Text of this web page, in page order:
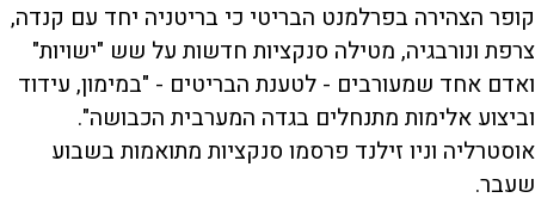
קופר הצהירה בפרלמנט הבריטי כי בריטניה יחד עם קנדה,
צרפת ונורבגיה, מטילה סנקציות חדשות על שש "ישויות"
ואדם אחד שמעורבים - לטענת הבריטים - "במימון, עידוד
וביצוע אלימות מתנחלים בגדה המערבית הכבושה".
אוסטרליה וניו זילנד פרסמו סנקציות מתואמות בשבוע
שעבר.